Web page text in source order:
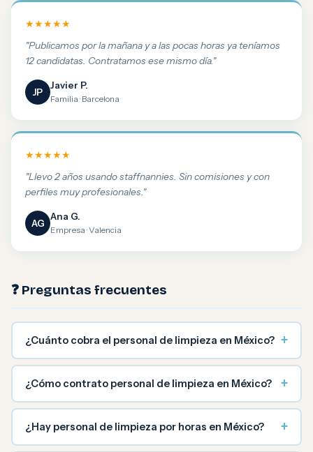
★★★★★
"Publicamos por la mañana y a las pocas horas ya teníamos
12 candidatas. Contratamos ese mismo día."
JP
Javier P.
Familia · Barcelona
★★★★★
"Llevo 2 años usando staffnannies. Sin comisiones y con
perfiles muy profesionales."
AG
Ana G.
Empresa · Valencia
❓ Preguntas frecuentes
¿Cuánto cobra el personal de limpieza en México? +
¿Cómo contrato personal de limpieza en México? +
¿Hay personal de limpieza por horas en México? +